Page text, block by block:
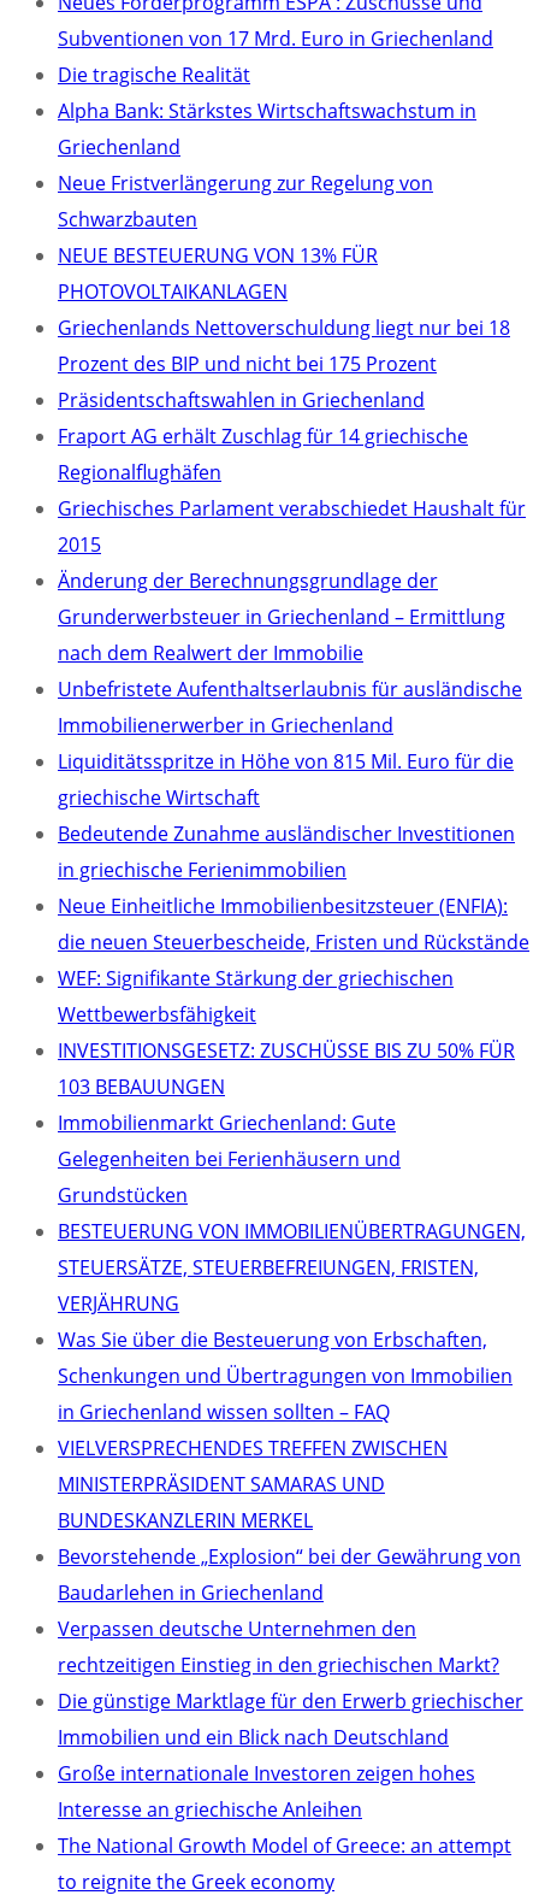
Subventionen von 17 Mrd. Euro in Griechenland
Die tragische Realität
Alpha Bank: Stärkstes Wirtschaftswachstum in
Griechenland
Neue Fristverlängerung zur Regelung von
Schwarzbauten
NEUE BESTEUERUNG VON 13% FÜR
PHOTOVOLTAIKANLAGEN
Griechenlands Nettoverschuldung liegt nur bei 18
Prozent des BIP und nicht bei 175 Prozent
Präsidentschaftswahlen in Griechenland
Fraport AG erhält Zuschlag für 14 griechische
Regionalflughäfen
Griechisches Parlament verabschiedet Haushalt für
2015
Änderung der Berechnungsgrundlage der
Grunderwerbsteuer in Griechenland – Ermittlung
nach dem Realwert der Immobilie
Unbefristete Aufenthaltserlaubnis für ausländische
Immobilienerwerber in Griechenland
Liquiditätsspritze in Höhe von 815 Mil. Euro für die
griechische Wirtschaft
Bedeutende Zunahme ausländischer Investitionen
in griechische Ferienimmobilien
Neue Einheitliche Immobilienbesitzsteuer (ENFIA):
die neuen Steuerbescheide, Fristen und Rückstände
WEF: Signifikante Stärkung der griechischen
Wettbewerbsfähigkeit
INVESTITIONSGESETZ: ZUSCHÜSSE BIS ZU 50% FÜR
103 BEBAUUNGEN
Immobilienmarkt Griechenland: Gute
Gelegenheiten bei Ferienhäusern und
Grundstücken
BESTEUERUNG VON IMMOBILIENÜBERTRAGUNGEN,
STEUERSÄTZE, STEUERBEFREIUNGEN, FRISTEN,
VERJÄHRUNG
Was Sie über die Besteuerung von Erbschaften,
Schenkungen und Übertragungen von Immobilien
in Griechenland wissen sollten – FAQ
VIELVERSPRECHENDES TREFFEN ZWISCHEN
MINISTERPRÄSIDENT SAMARAS UND
BUNDESKANZLERIN MERKEL
Bevorstehende „Explosion“ bei der Gewährung von
Baudarlehen in Griechenland
Verpassen deutsche Unternehmen den
rechtzeitigen Einstieg in den griechischen Markt?
Die günstige Marktlage für den Erwerb griechischer
Immobilien und ein Blick nach Deutschland
Große internationale Investoren zeigen hohes
Interesse an griechische Anleihen
The National Growth Model of Greece: an attempt
to reignite the Greek economy